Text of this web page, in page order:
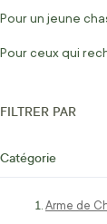
Pour un jeune
Pour ceux qui
FILTRER PAR
Catégorie
Arme de